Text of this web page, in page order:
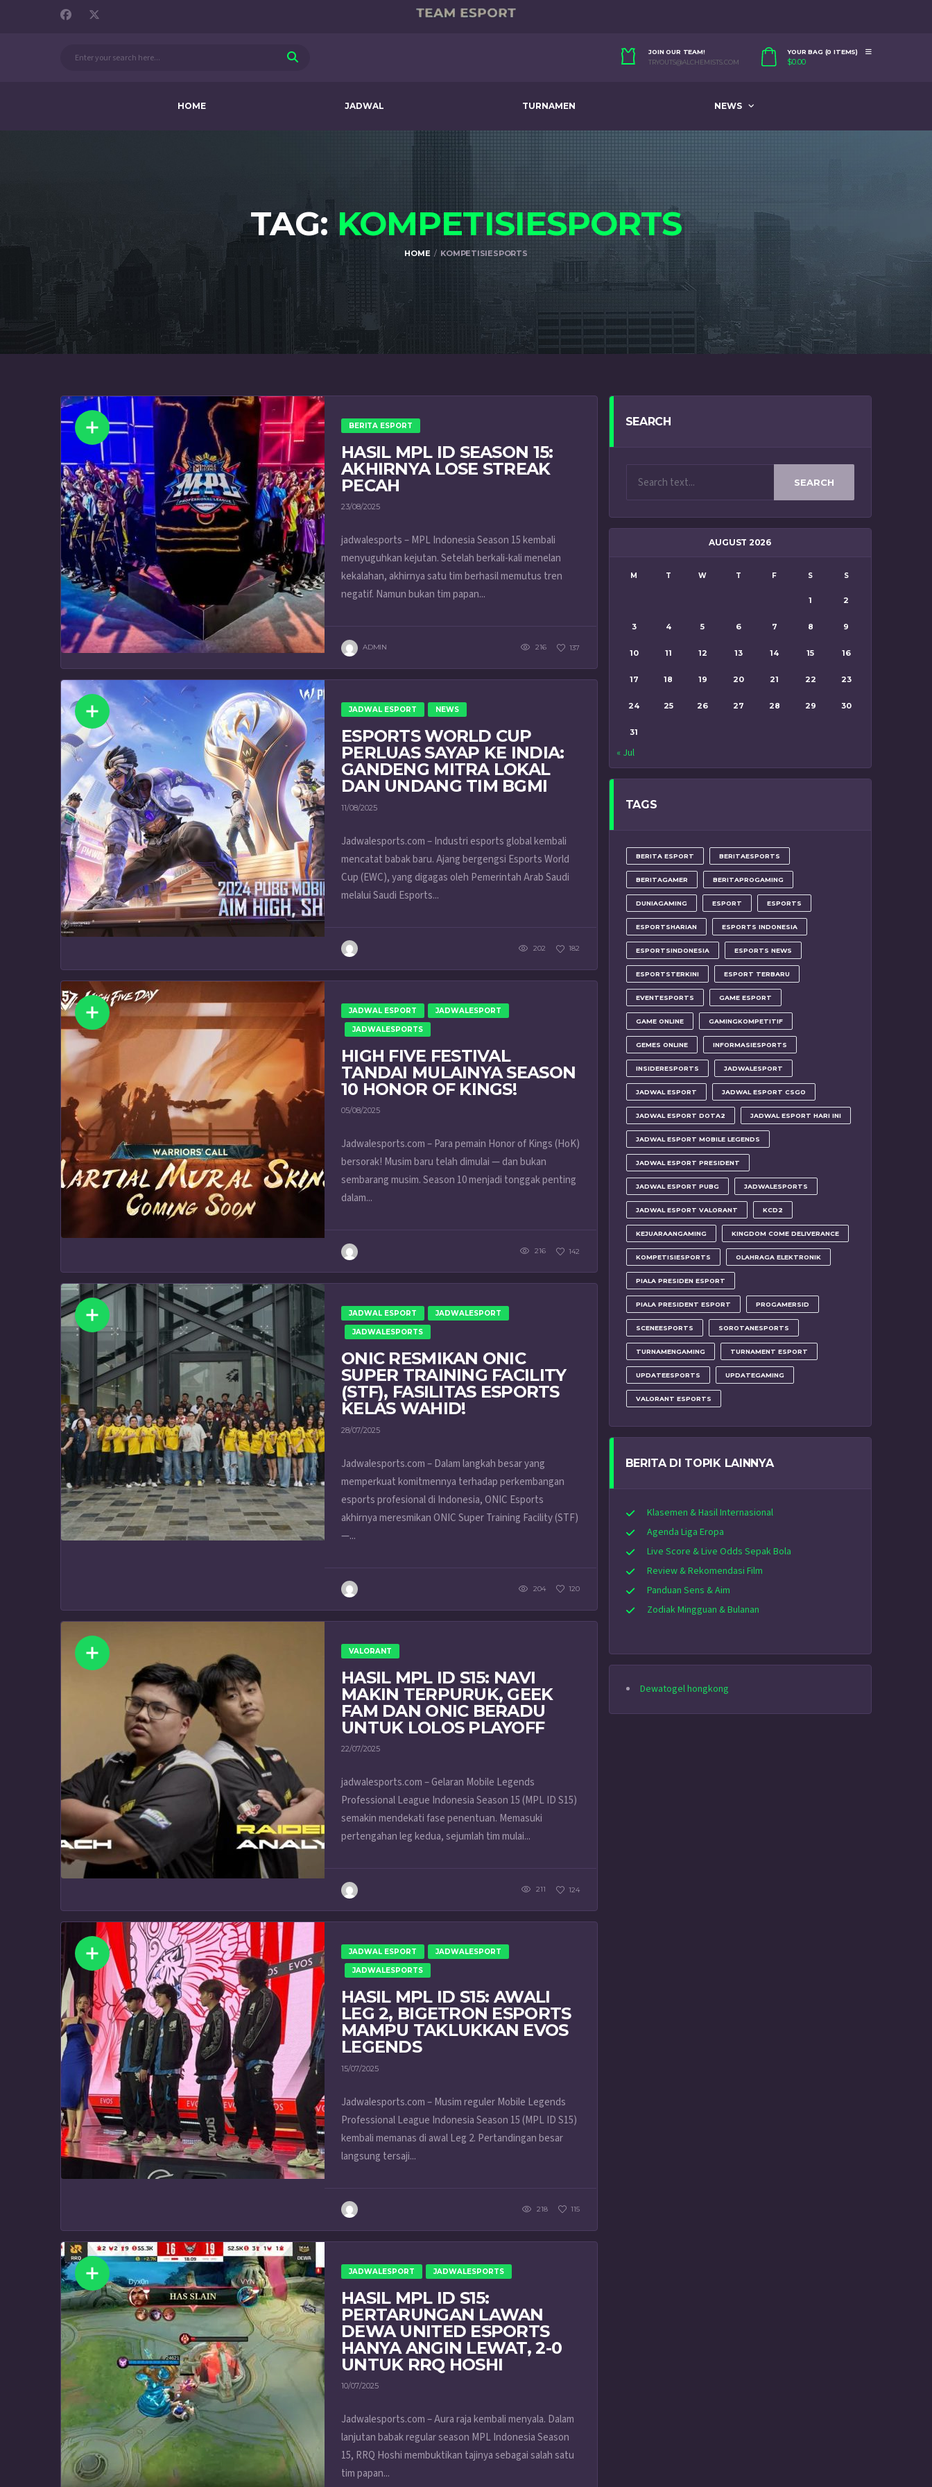
JOIN OUR TEAM!
TRYOUTS@ALCHEMISTS.COM
YOUR BAG (0 ITEMS)
$0.00
HOME JADWAL TURNAMEN NEWS
TAG:KOMPETISIESPORTS
HOME KOMPETISIESPORTS
BERITA ESPORT
HASIL MPL ID SEASON 15:
AKHIRNYA LOSE STREAK
PECAH
23/08/2025
jadwalesports – MPL Indonesia Season 15 kembali
menyuguhkan kejutan. Setelah berkali-kali menelan
kekalahan, akhirnya satu tim berhasil memutus tren
negatif. Namun bukan tim papan...
ADMIN 216 137
JADWAL ESPORT NEWS
ESPORTS WORLD CUP
PERLUAS SAYAP KE INDIA:
GANDENG MITRA LOKAL
DAN UNDANG TIM BGMI
11/08/2025
Jadwalesports.com – Industri esports global kembali
mencatat babak baru. Ajang bergengsi Esports World
Cup (EWC), yang digagas oleh Pemerintah Arab Saudi
melalui Saudi Esports...
202 182
JADWAL ESPORT JADWALESPORT
JADWALESPORTS
HIGH FIVE FESTIVAL
TANDAI MULAINYA SEASON
10 HONOR OF KINGS!
05/08/2025
Jadwalesports.com – Para pemain Honor of Kings (HoK)
bersorak! Musim baru telah dimulai — dan bukan
sembarang musim. Season 10 menjadi tonggak penting
dalam...
216 142
JADWAL ESPORT JADWALESPORT
JADWALESPORTS
ONIC RESMIKAN ONIC
SUPER TRAINING FACILITY
(STF), FASILITAS ESPORTS
KELAS WAHID!
28/07/2025
Jadwalesports.com – Dalam langkah besar yang
memperkuat komitmennya terhadap perkembangan
esports profesional di Indonesia, ONIC Esports
akhirnya meresmikan ONIC Super Training Facility (STF)
—...
204 120
VALORANT
HASIL MPL ID S15: NAVI
MAKIN TERPURUK, GEEK
FAM DAN ONIC BERADU
UNTUK LOLOS PLAYOFF
22/07/2025
jadwalesports.com – Gelaran Mobile Legends
Professional League Indonesia Season 15 (MPL ID S15)
semakin mendekati fase penentuan. Memasuki
pertengahan leg kedua, sejumlah tim mulai...
211 124
JADWAL ESPORT JADWALESPORT
JADWALESPORTS
HASIL MPL ID S15: AWALI
LEG 2, BIGETRON ESPORTS
MAMPU TAKLUKKAN EVOS
LEGENDS
15/07/2025
Jadwalesports.com – Musim reguler Mobile Legends
Professional League Indonesia Season 15 (MPL ID S15)
kembali memanas di awal Leg 2. Pertandingan besar
langsung tersaji...
218 115
JADWALESPORT JADWALESPORTS
HASIL MPL ID S15:
PERTARUNGAN LAWAN
DEWA UNITED ESPORTS
HANYA ANGIN LEWAT, 2-0
UNTUK RRQ HOSHI
10/07/2025
Jadwalesports.com – Aura raja kembali menyala. Dalam
lanjutan babak regular season MPL Indonesia Season
15, RRQ Hoshi membuktikan tajinya sebagai salah satu
tim papan...
SEARCH
SEARCH
AUGUST 2026
M T W T F S S
1 2
3 4 5 6 7 8 9
10 11 12 13 14 15 16
17 18 19 20 21 22 23
24 25 26 27 28 29 30
31
« Jul
TAGS
BERITA ESPORT BERITAESPORTS
BERITAGAMER BERITAPROGAMING
DUNIAGAMING ESPORT ESPORTS
ESPORTSHARIAN ESPORTS INDONESIA
ESPORTSINDONESIA ESPORTS NEWS
ESPORTSTERKINI ESPORT TERBARU
EVENTESPORTS GAME ESPORT
GAME ONLINE GAMINGKOMPETITIF
GEMES ONLINE INFORMASIESPORTS
INSIDERESPORTS JADWALESPORT
JADWAL ESPORT JADWAL ESPORT CSGO
JADWAL ESPORT DOTA2 JADWAL ESPORT HARI INI
JADWAL ESPORT MOBILE LEGENDS
JADWAL ESPORT PRESIDENT
JADWAL ESPORT PUBG JADWALESPORTS
JADWAL ESPORT VALORANT KCD2
KEJUARAANGAMING KINGDOM COME DELIVERANCE
KOMPETISIESPORTS OLAHRAGA ELEKTRONIK
PIALA PRESIDEN ESPORT
PIALA PRESIDENT ESPORT PROGAMERSID
SCENEESPORTS SOROTANESPORTS
TURNAMENGAMING TURNAMENT ESPORT
UPDATEESPORTS UPDATEGAMING
VALORANT ESPORTS
BERITA DI TOPIK LAINNYA
Klasemen & Hasil Internasional
Agenda Liga Eropa
Live Score & Live Odds Sepak Bola
Review & Rekomendasi Film
Panduan Sens & Aim
Zodiak Mingguan & Bulanan
Dewatogel hongkong